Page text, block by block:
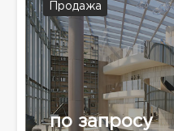
Продажа
по запросу